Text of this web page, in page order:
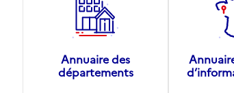
Annuaire des
départements